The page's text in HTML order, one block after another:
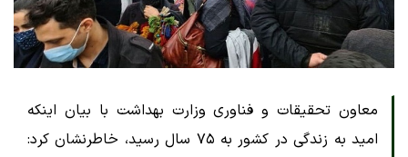
معاون‌ تحقیقات و فناوری وزارت بهداشت ‌با بیان اینکه
‌امید به زندگی در کشور ‌به ۷۵ سال رسید، خاطرنشان کرد: